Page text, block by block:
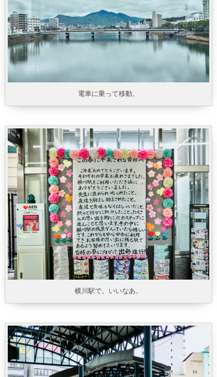
電車に乗って移動。
横川駅で。いいなあ。